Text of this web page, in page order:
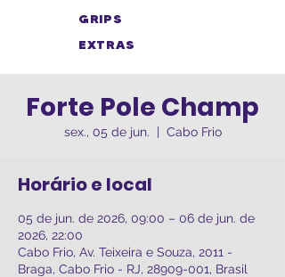
GRIPS
EXTRAS
Forte Pole Champ
sex., 05 de jun.
  |
Cabo Frio
Horário e local
05 de jun. de 2026, 09:00 – 06 de jun. de
2026, 22:00
Cabo Frio, Av. Teixeira e Souza, 2011 -
Braga, Cabo Frio - RJ, 28909-001, Brasil